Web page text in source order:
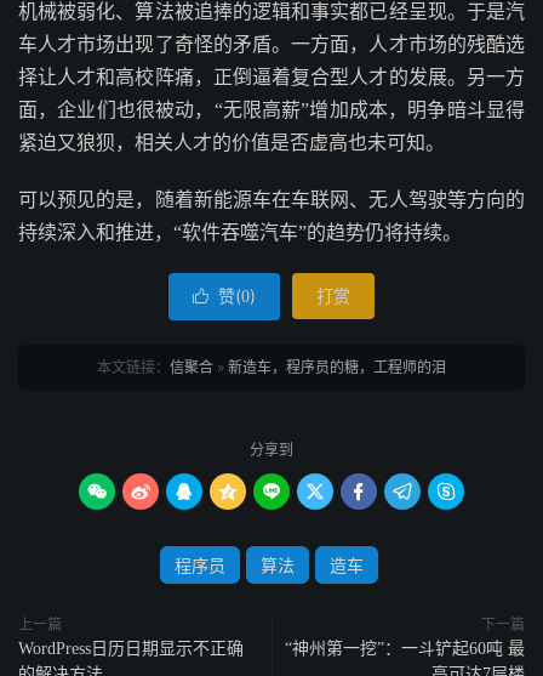
机械被弱化、算法被追捧的逻辑和事实都已经呈现。于是汽
车人才市场出现了奇怪的矛盾。一方面，人才市场的残酷选
择让人才和高校阵痛，正倒逼着复合型人才的发展。另一方
面，企业们也很被动，“无限高薪”增加成本，明争暗斗显得
紧迫又狼狈，相关人才的价值是否虚高也未可知。
可以预见的是，随着新能源车在车联网、无人驾驶等方向的
持续深入和推进，“软件吞噬汽车”的趋势仍将持续。
 赞(0) 打赏
本文链接： 信聚合 » 新造车，程序员的糖，工程师的泪
分享到
        
程序员 算法 造车
上一篇
WordPress日历日期显示不正确
下一篇
“神州第一挖”：一斗铲起60吨 最